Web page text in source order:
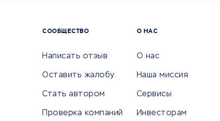
СООБЩЕСТВО
Написать отзыв
Оставить жалобу
Стать автором
Проверка компаний
О НАС
О нас
Наша миссия
Сервисы
Инвесторам